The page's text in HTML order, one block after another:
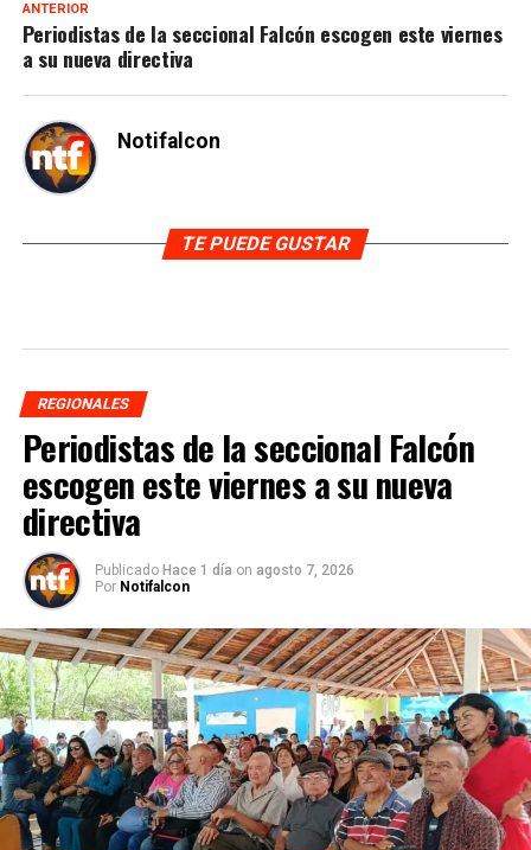
ANTERIOR
Periodistas de la seccional Falcón escogen este viernes
a su nueva directiva
Notifalcon
TE PUEDE GUSTAR
REGIONALES
Periodistas de la seccional Falcón
escogen este viernes a su nueva
directiva
Publicado Hace 1 día on agosto 7, 2026
Por Notifalcon